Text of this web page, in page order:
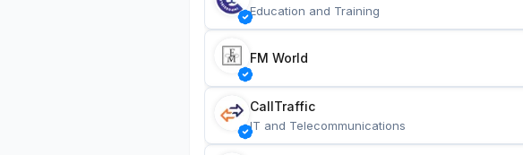
Education and Training
FM World
CallTraffic
IT and Telecommunications